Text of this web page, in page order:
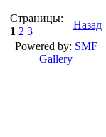
Страницы:
1 2 3
Назад
Powered by: SMF
Gallery